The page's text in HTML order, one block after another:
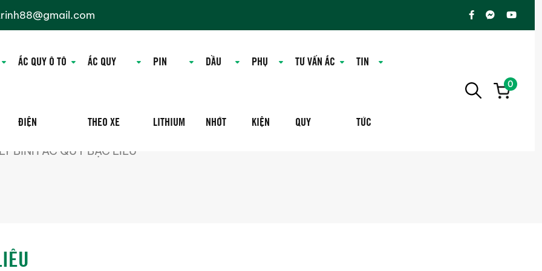
ẮC QUY Ô TÔ
ĐIỆN
ẮC QUY
THEO XE
PIN
LITHIUM
DẦU
NHỚT
PHỤ
KIỆN
TƯ VẤN ẮC
QUY
TIN
TỨC
0
BÌNH ẮC QUY BẠC LIÊU